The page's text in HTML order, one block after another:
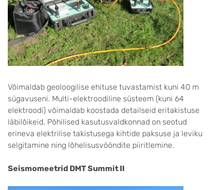
Võimaldab geoloogilise ehituse tuvastamist kuni 40 m
sügavuseni. Multi-elektroodiline süsteem (kuni 64
elektroodi) võimaldab koostada detailseid eritakistuse
läbilõikeid. Põhilised kasutusvaldkonnad on seotud
erineva elektrilise takistusega kihtide paksuse ja leviku
selgitamine ning lõhelisusvööndite piiritlemine.
Seismomeetrid DMT Summit II